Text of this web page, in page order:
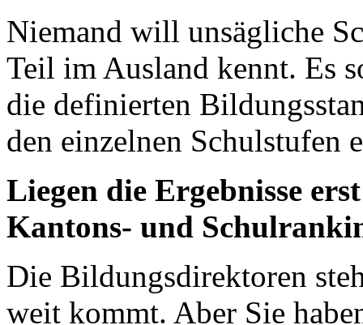
Niemand will unsägliche
Teil im Ausland kennt. Es
die definierten
den einzelnen Schulstufen
Liegen die Ergebnisse
Kantons- und
Die Bildungsdirektoren
weit kommt. Aber Sie